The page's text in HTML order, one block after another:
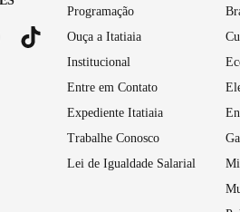
Programação
Ouça a Itatiaia
Institucional
Entre em Contato
Expediente Itatiaia
Trabalhe Conosco
Lei de Igualdade Salarial